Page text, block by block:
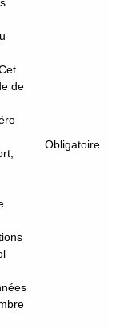
de
Obligatoire